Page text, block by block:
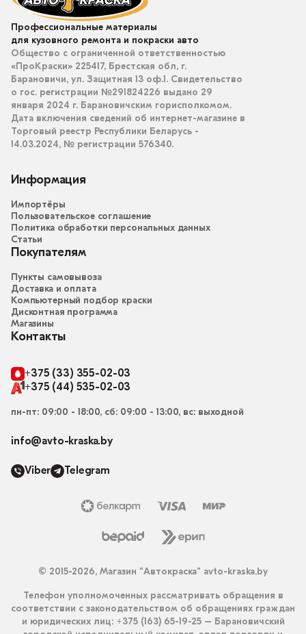
Профессиональные материалы
для кузовного ремонта и покраски авто
Общество с ограниченной ответственностью
«ПроКраски» 225417, Брестская обл, г.
Барановичи, ул. Защитная 13 оф.1. Свидетельство
о гос. регистрации №291824226 выдано 29
января 2024 г. Барановичским горисполкомом.
Дата включения сведений об интернет-магазине в
Торговый реестр Республики Беларусь -
14.03.2024, № регистрации 576340.
Информация
Импортёры
Пользовательское соглашение
Политика обработки персональных данных
Статьи
Покупателям
Пункты самовывоза
Доставка и оплата
Компьютерный подбор краски
Дисконтная программа
Магазины
Контакты
+375 (33) 355-02-03
+375 (44) 535-02-03
пн-пт: 09:00 - 18:00, сб: 09:00 - 13:00, вс: выходной
info@avto-kraska.by
Viber Telegram
© 2015-2026, Магазин “Автокраска” avto-kraska.by
Телефон уполномоченных рассматривать обращения в
соответствии с законодательством об обращениях граждан
и юридических лиц: +375 (163) 65-19-25 – Барановичский